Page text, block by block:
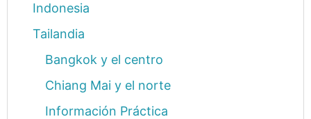
Indonesia
Tailandia
Bangkok y el centro
Chiang Mai y el norte
Información Práctica